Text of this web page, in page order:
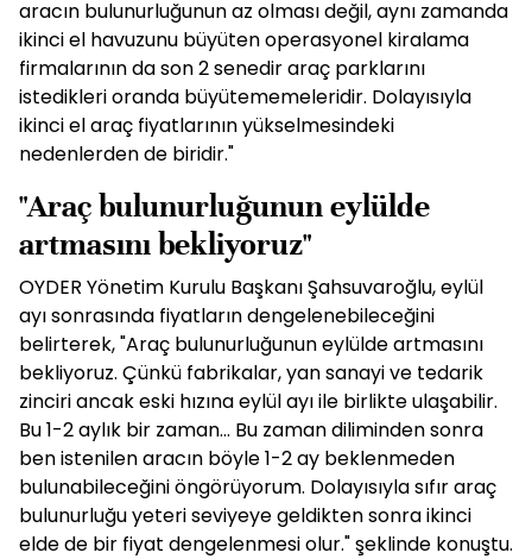
aracın bulunurluğunun az olması değil, aynı zamanda
ikinci el havuzunu büyüten operasyonel kiralama
firmalarının da son 2 senedir araç parklarını
istedikleri oranda büyütememeleridir. Dolayısıyla
ikinci el araç fiyatlarının yükselmesindeki
nedenlerden de biridir."
"Araç bulunurluğunun eylülde
artmasını bekliyoruz"
OYDER Yönetim Kurulu Başkanı Şahsuvaroğlu, eylül
ayı sonrasında fiyatların dengelenebileceğini
belirterek, "Araç bulunurluğunun eylülde artmasını
bekliyoruz. Çünkü fabrikalar, yan sanayi ve tedarik
zinciri ancak eski hızına eylül ayı ile birlikte ulaşabilir.
Bu 1-2 aylık bir zaman... Bu zaman diliminden sonra
ben istenilen aracın böyle 1-2 ay beklenmeden
bulunabileceğini öngörüyorum. Dolayısıyla sıfır araç
bulunurluğu yeteri seviyeye geldikten sonra ikinci
elde de bir fiyat dengelenmesi olur." şeklinde konuştu.